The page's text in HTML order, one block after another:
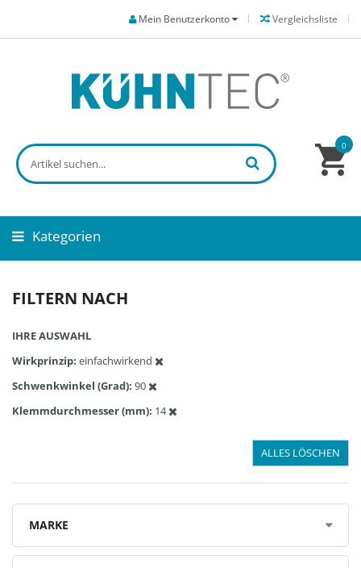
Vergleichsliste
Mein Benutzerkonto
0
Kategorien
FILTERN NACH
IHRE AUSWAHL
Wirkprinzip einfachwirkend
Schwenkwinkel (Grad) 90
Klemmdurchmesser (mm) 14
ALLES LÖSCHEN
MARKE